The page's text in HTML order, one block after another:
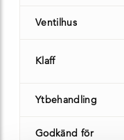
Ventilhus
Klaff
Ytbehandling
Godkänd för